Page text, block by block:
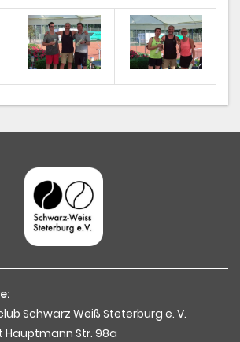
Schwarz Weiß Steterburg e. V.
Hauptmann Str. 98a